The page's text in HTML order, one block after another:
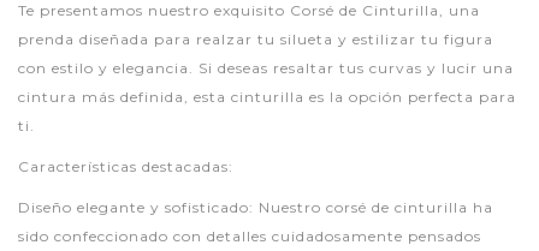
Te presentamos nuestro exquisito Corsé de Cinturilla, una
prenda diseñada para realzar tu silueta y estilizar tu figura
con estilo y elegancia. Si deseas resaltar tus curvas y lucir una
cintura más definida, esta cinturilla es la opción perfecta para
ti.
Características destacadas:
Diseño elegante y sofisticado: Nuestro corsé de cinturilla ha
sido confeccionado con detalles cuidadosamente pensados